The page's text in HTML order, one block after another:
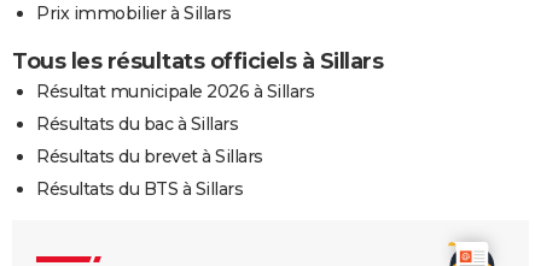
Prix immobilier à Sillars
Tous les résultats officiels à Sillars
Résultat municipale 2026 à Sillars
Résultats du bac à Sillars
Résultats du brevet à Sillars
Résultats du BTS à Sillars